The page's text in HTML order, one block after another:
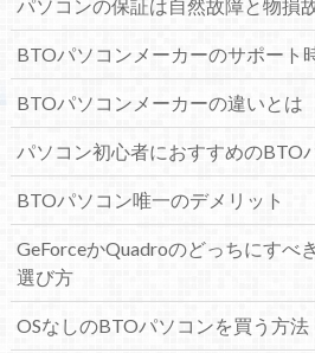
パソコンの保証は自然故障と物損
BTOパソコンメーカーのサポート
BTOパソコンメーカーの違いとは
パソコン初心者におすすめのBTO
BTOパソコン唯一のデメリット
GeForceかQuadroのどっちにすべ
選び方
OSなしのBTOパソコンを買う方法